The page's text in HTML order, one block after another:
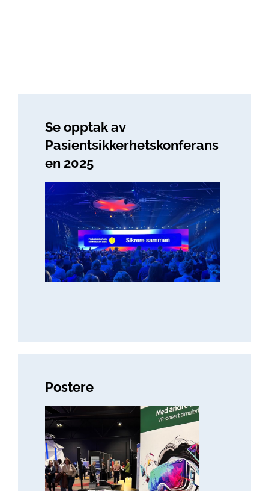
Se opptak av
Pasientsikkerhetskonferans
en 2025
Postere